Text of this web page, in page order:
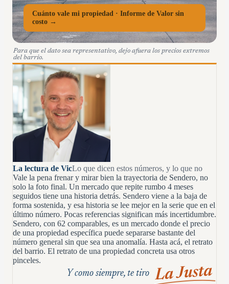
Cuánto vale mi propiedad · Informe de Valor sin
costo →
Para que el dato sea representativo, dejo afuera los precios extremos
del barrio.
La lectura de VicLo que dicen estos números, y lo que no
Vale la pena frenar y mirar bien la trayectoria de Sendero, no
solo la foto final. Un mercado que repite rumbo 4 meses
seguidos tiene una historia detrás. Sendero viene a la baja de
forma sostenida, y esa historia se lee mejor en la serie que en el
último número. Pocas referencias significan más incertidumbre.
Sendero, con 62 comparables, es un mercado donde el precio
de una propiedad específica puede separarse bastante del
número general sin que sea una anomalía. Hasta acá, el retrato
del barrio. El retrato de una propiedad concreta usa otros
pinceles.
Y como siempre, te tiro La Justa